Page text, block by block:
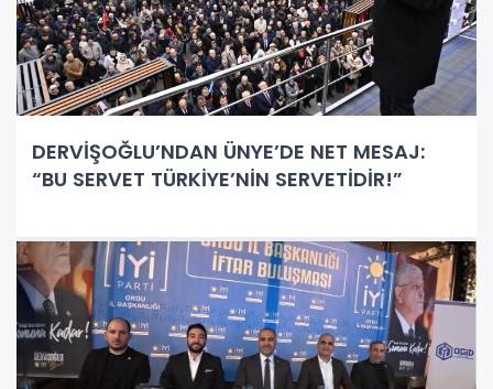
DERVİŞOĞLU’NDAN ÜNYE’DE NET MESAJ:
“BU SERVET TÜRKİYE’NİN SERVETİDİR!”